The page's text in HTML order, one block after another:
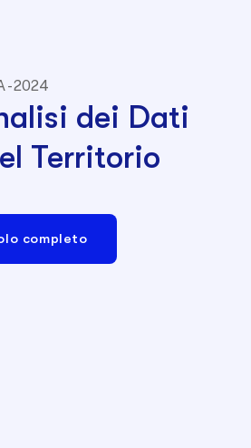
- 2024
dei Dati
Territorio
completo